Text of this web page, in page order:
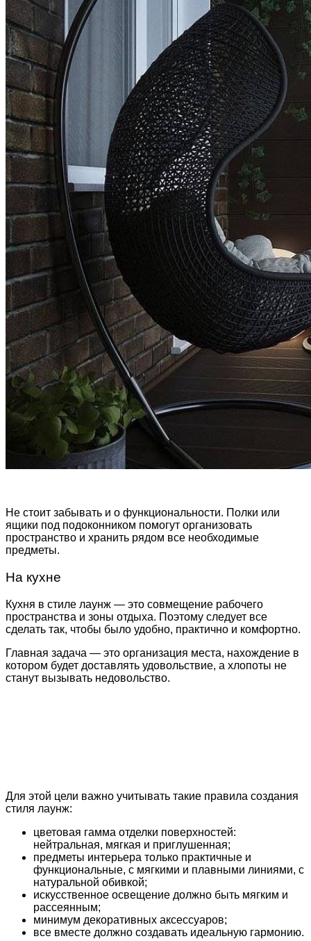
Не стоит забывать и о функциональности. Полки или
ящики под подоконником помогут организовать
пространство и хранить рядом все необходимые
предметы.
На кухне
Кухня в стиле лаунж — это совмещение рабочего
пространства и зоны отдыха. Поэтому следует все
сделать так, чтобы было удобно, практично и комфортно.
Главная задача — это организация места, нахождение в
котором будет доставлять удовольствие, а хлопоты не
станут вызывать недовольство.
Для этой цели важно учитывать такие правила создания
стиля лаунж:
цветовая гамма отделки поверхностей:
нейтральная, мягкая и приглушенная;
предметы интерьера только практичные и
функциональные, с мягкими и плавными линиями, с
натуральной обивкой;
искусственное освещение должно быть мягким и
рассеянным;
минимум декоративных аксессуаров;
все вместе должно создавать идеальную гармонию.